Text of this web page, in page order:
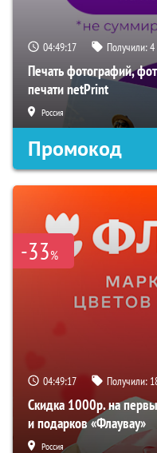
04:49:16 Получили:4
Печать фотографий,
печати netPrint
Россия
Промокод
-33%
04:49:16 Получили:
Скидка 1000р. на
и подарков «Флаувау»
Россия